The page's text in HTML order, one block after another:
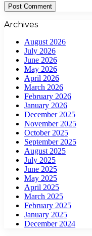
Archives
August 2026
July 2026
June 2026
May 2026
April 2026
March 2026
February 2026
January 2026
December 2025
November 2025
October 2025
September 2025
August 2025
July 2025
June 2025
May 2025
April 2025
March 2025
February 2025
January 2025
December 2024